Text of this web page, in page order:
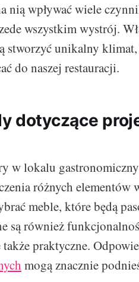
nią wpływać wiele
wszystkim wystrój.
stworzyć unikalny
do naszej restauracji.
dotyczące
w lokalu
różnych elementów
meble, które będą
są również
praktyczne.
mogą znacznie